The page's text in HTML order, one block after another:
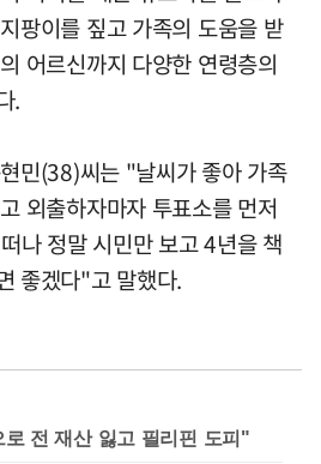
팡이를 짚고 가족의 도움을 받
어르신까지 다양한 연령층의
.
민(38)씨는 "날씨가 좋아 가족
외출하자마자 투표소를 먼저
나 정말 시민만 보고 4년을 책
좋겠다"고 말했다.
전 재산 잃고 필리핀 도피"